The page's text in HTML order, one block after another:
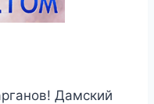
Дамский